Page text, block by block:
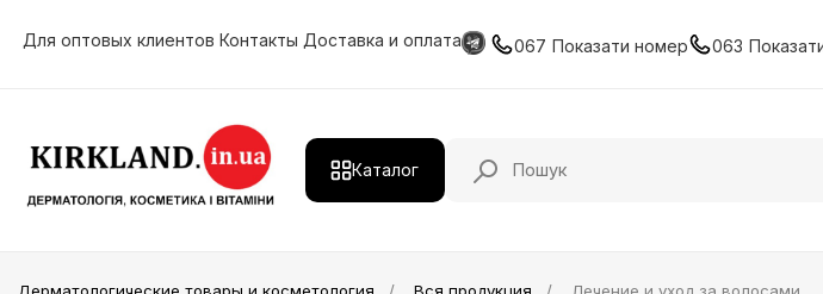
Для оптовых клиентов Контакты Доставка и оплата 067 Показати номер 063
Каталог